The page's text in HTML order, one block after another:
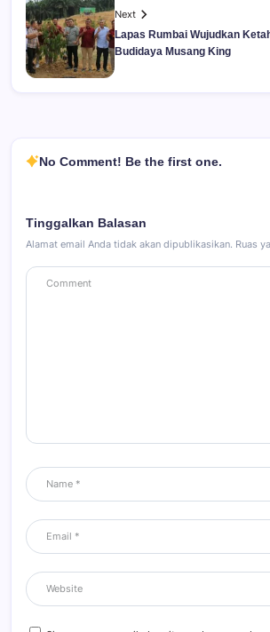
Next
Lapas Rumbai Wujudkan
Budidaya Musang King
No Comment! Be the first one.
Tinggalkan Balasan
Alamat email Anda tidak akan dipublikasikan. Ruas